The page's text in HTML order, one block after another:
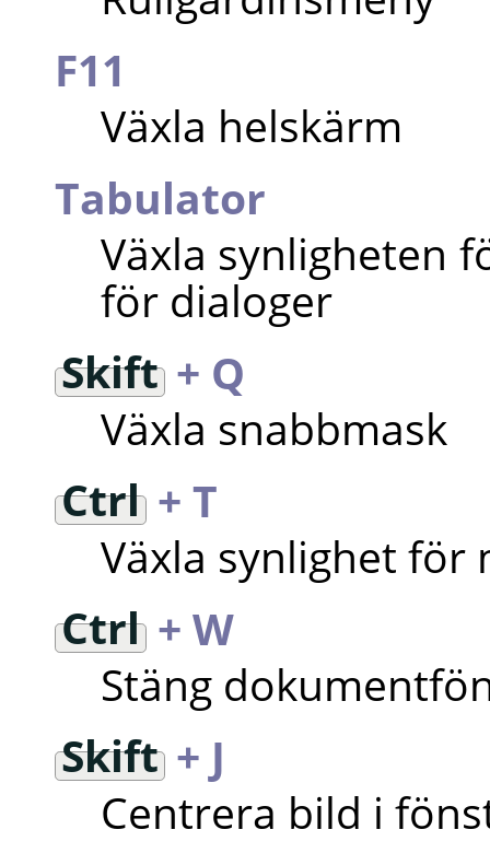
F11
Växla helskärm
Tabulator
Växla synligheten
för dialoger
Skift+ Q
Växla snabbmask
Ctrl+ T
Växla synlighet
Ctrl+ W
Stäng
Skift+ J
Centrera bild i